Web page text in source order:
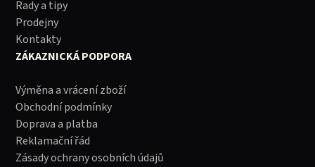
Rady a tipy
Prodejny
Kontakty
ZÁKAZNICKÁ PODPORA
Výměna a vrácení zboží
Obchodní podmínky
Doprava a platba
Reklamační řád
Zásady ochrany osobních údajů